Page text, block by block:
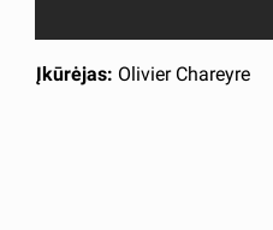
Įkūrėjas: Olivier Chareyre